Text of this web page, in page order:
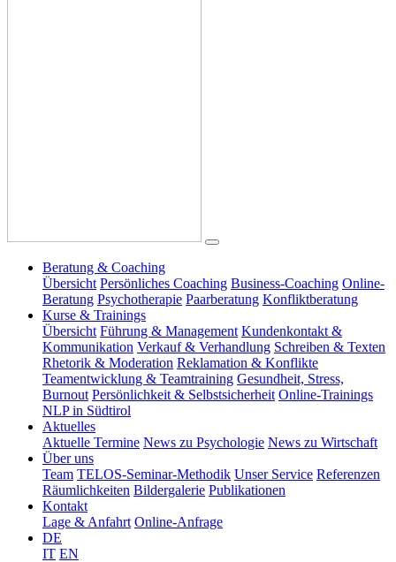
Beratung & Coaching
Übersicht Persönliches Coaching Business-Coaching Online-
Beratung Psychotherapie Paarberatung Konfliktberatung
Kurse & Trainings
Übersicht Führung & Management Kundenkontakt &
Kommunikation Verkauf & Verhandlung Schreiben & Texten
Rhetorik & Moderation Reklamation & Konflikte
Teamentwicklung & Teamtraining Gesundheit, Stress,
Burnout Persönlichkeit & Selbstsicherheit Online-Trainings
NLP in Südtirol
Aktuelles
Aktuelle Termine News zu Psychologie News zu Wirtschaft
Über uns
Team TELOS-Seminar-Methodik Unser Service Referenzen
Räumlichkeiten Bildergalerie Publikationen
Kontakt
Lage & Anfahrt Online-Anfrage
DE
IT EN